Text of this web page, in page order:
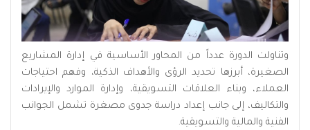
وتناولت الدورة عدداً من المحاور الأساسية في إدارة المشاريع
الصغيرة، أبرزها تحديد الرؤى والأهداف الذكية، وفهم احتياجات
العملاء، وبناء العلاقات التسويقية، وإدارة الموارد والإيرادات
والتكاليف، إلى جانب إعداد دراسة جدوى مصغرة تشمل الجوانب
الفنية والمالية والتسويقية.